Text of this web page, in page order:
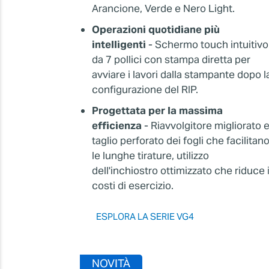
Arancione, Verde e Nero Light.
Operazioni quotidiane più
intelligenti - Schermo touch intuitivo
da 7 pollici con stampa diretta per
avviare i lavori dalla stampante dopo
configurazione del RIP.
Progettata per la massima
efficienza - Riavvolgitore migliorato e
taglio perforato dei fogli che facilitano
le lunghe tirature, utilizzo
dell'inchiostro ottimizzato che riduce i
costi di esercizio.
ESPLORA LA SERIE VG4
NOVITÀ